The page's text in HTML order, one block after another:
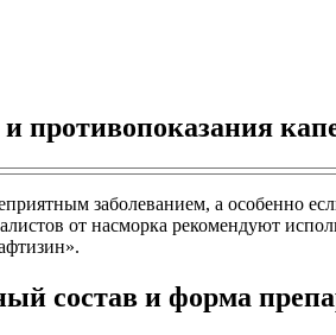
противопоказания
заболеванием, а особенно
от насморка рекомендуют
состав и форма